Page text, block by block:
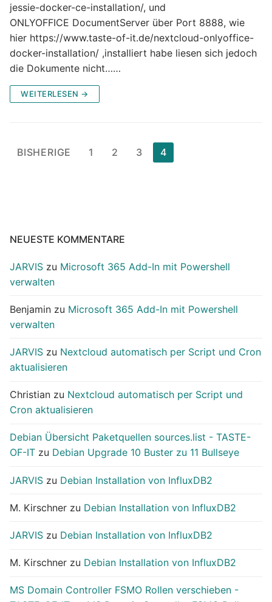
jessie-docker-ce-installation/, und
ONLYOFFICE DocumentServer über Port 8888, wie
hier https://www.taste-of-it.de/nextcloud-onlyoffice-
docker-installation/ ,installiert habe liesen sich jedoch
die Dokumente nicht……
WEITERLESEN →
Seitennummerierung
BISHERIGE 1 2 3 4
NEUESTE KOMMENTARE
JARVIS zu Microsoft 365 Add-In mit Powershell
verwalten
Benjamin zu Microsoft 365 Add-In mit Powershell
verwalten
JARVIS zu Nextcloud automatisch per Script und Cron
aktualisieren
Christian zu Nextcloud automatisch per Script und
Cron aktualisieren
Debian Übersicht Paketquellen sources.list - TASTE-
OF-IT zu Debian Upgrade 10 Buster zu 11 Bullseye
JARVIS zu Debian Installation von InfluxDB2
M. Kirschner zu Debian Installation von InfluxDB2
JARVIS zu Debian Installation von InfluxDB2
M. Kirschner zu Debian Installation von InfluxDB2
MS Domain Controller FSMO Rollen verschieben -